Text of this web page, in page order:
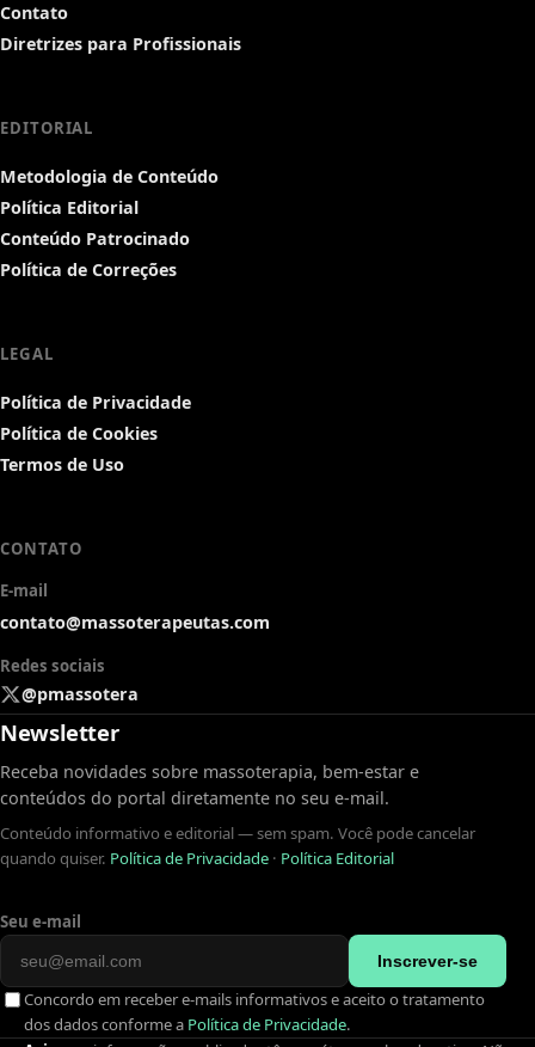
Contato
Diretrizes para Profissionais
EDITORIAL
Metodologia de Conteúdo
Política Editorial
Conteúdo Patrocinado
Política de Correções
LEGAL
Política de Privacidade
Política de Cookies
Termos de Uso
CONTATO
E-mail
contato@massoterapeutas.com
Redes sociais
@pmassotera
Newsletter
Receba novidades sobre massoterapia, bem-estar e
conteúdos do portal diretamente no seu e-mail.
Conteúdo informativo e editorial — sem spam. Você pode cancelar
quando quiser. Política de Privacidade · Política Editorial
Seu e-mail
Inscrever-se
Concordo em receber e-mails informativos e aceito o tratamento
dos dados conforme a Política de Privacidade.